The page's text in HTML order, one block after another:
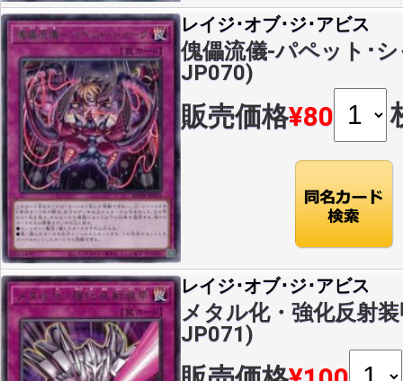
レイジ･オブ･ジ･アビス
傀儡流儀-パペット･
JP070)
販売価格¥80
レイジ･オブ･ジ･アビス
メタル化・強化反射
JP071)